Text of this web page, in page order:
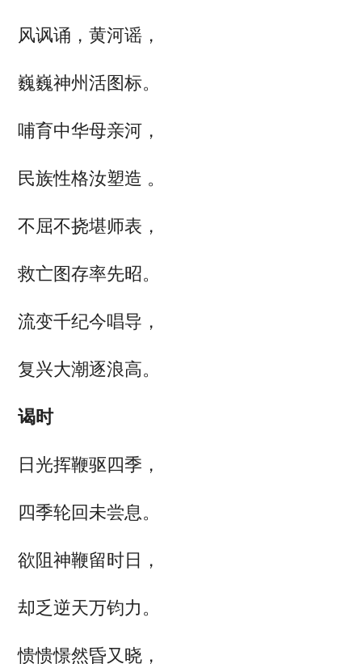
风讽诵，黄河谣，
巍巍神州活图标。
哺育中华母亲河，
民族性格汝塑造 。
不屈不挠堪师表，
救亡图存率先昭。
流变千纪今唱导，
复兴大潮逐浪高。
谒时
日光挥鞭驱四季，
四季轮回未尝息。
欲阻神鞭留时日，
却乏逆天万钧力。
愦愦憬然昏又晓，